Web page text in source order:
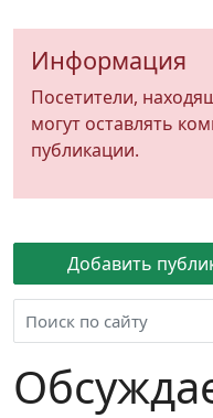
Добавить
Информация
Посетители,
могут оставлять
публикации.